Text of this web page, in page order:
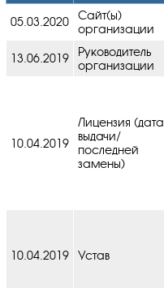
05.03.2020
Сайт(ы)
организации
13.06.2019
Руководитель
организации
10.04.2019
Лицензия (дата
выдачи/
последней
замены)
10.04.2019 Устав